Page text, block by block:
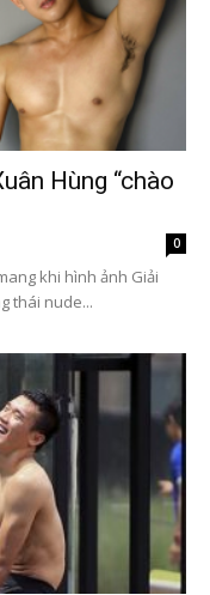
Hùng “chào
0
khi hình ảnh Giải
thái nude...